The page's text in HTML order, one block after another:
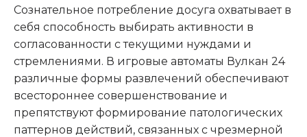
Сознательное потребление досуга охватывает в
себя способность выбирать активности в
согласованности с текущими нуждами и
стремлениями. В игровые автоматы Вулкан 24
различные формы развлечений обеспечивают
всестороннее совершенствование и
препятствуют формирование патологических
паттернов действий, связанных с чрезмерной